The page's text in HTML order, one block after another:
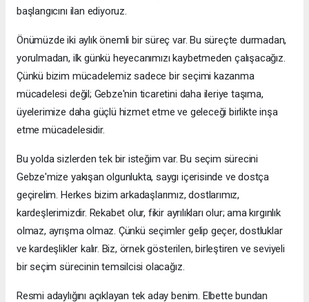
başlangıcını ilan ediyoruz.
Önümüzde iki aylık önemli bir süreç var. Bu süreçte durmadan,
yorulmadan, ilk günkü heyecanımızı kaybetmeden çalışacağız.
Çünkü bizim mücadelemiz sadece bir seçimi kazanma
mücadelesi değil; Gebze'nin ticaretini daha ileriye taşıma,
üyelerimize daha güçlü hizmet etme ve geleceği birlikte inşa
etme mücadelesidir.
Bu yolda sizlerden tek bir isteğim var. Bu seçim sürecini
Gebze'mize yakışan olgunlukta, saygı içerisinde ve dostça
geçirelim. Herkes bizim arkadaşlarımız, dostlarımız,
kardeşlerimizdir. Rekabet olur, fikir ayrılıkları olur; ama kırgınlık
olmaz, ayrışma olmaz. Çünkü seçimler gelip geçer, dostluklar
ve kardeşlikler kalır. Biz, örnek gösterilen, birleştiren ve seviyeli
bir seçim sürecinin temsilcisi olacağız.
Resmi adaylığını açıklayan tek aday benim. Elbette bundan